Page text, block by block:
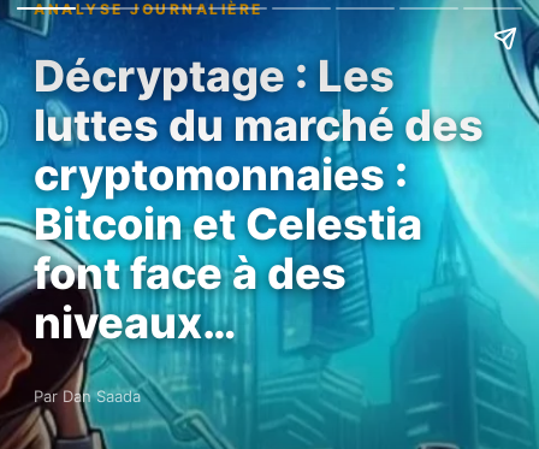
ANALYSE JOURNALIÈRE
Décryptage : Les
luttes du marché des
cryptomonnaies :
Bitcoin et Celestia
font face à des
niveaux…
Par Dan Saada